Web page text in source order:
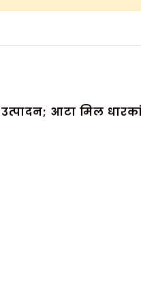
उत्पादन; आटा मिल